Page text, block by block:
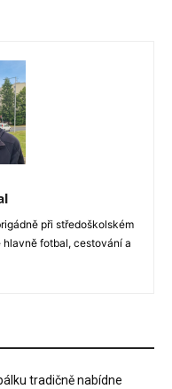
při středoškolském
fotbal, cestování a
tradičně nabídne